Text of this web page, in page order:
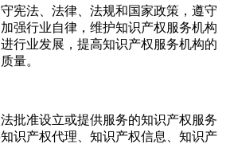
宪法、法律、法规和国家政策，遵守
强行业自律，维护知识产权服务机构
行业发展，提高知识产权服务机构的
量。
批准设立或提供服务的知识产权服务
识产权代理、知识产权信息、知识产